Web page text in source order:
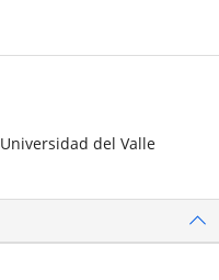
Universidad del Valle